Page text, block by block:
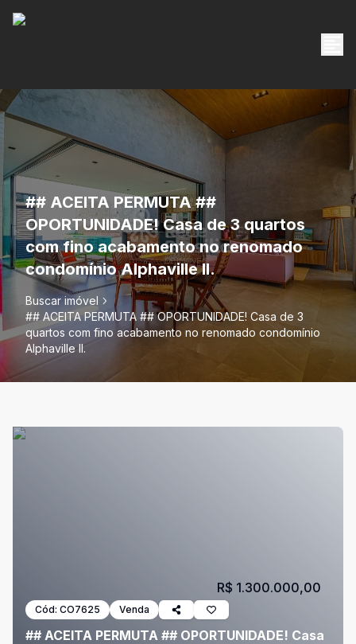
## ACEITA PERMUTA ##
OPORTUNIDADE! Casa de 3 quartos
com fino acabamento no renomado
condomínio Alphaville II.
Buscar imóvel
## ACEITA PERMUTA ## OPORTUNIDADE! Casa de 3
quartos com fino acabamento no renomado condomínio
Alphaville II.
Cód: CO7625 Venda
## ACEITA PERMUTA ## OPORTUNIDADE! Casa
R$ 1.300.000,00